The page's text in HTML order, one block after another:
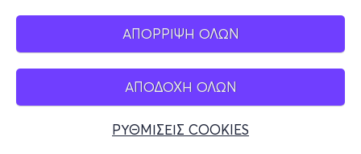
ΑΠΟΡΡΙΨΗ ΟΛΩΝ
ΑΠΟΔΟΧΗ ΟΛΩΝ
ΡΥΘΜΙΣΕΙΣ COOKIES